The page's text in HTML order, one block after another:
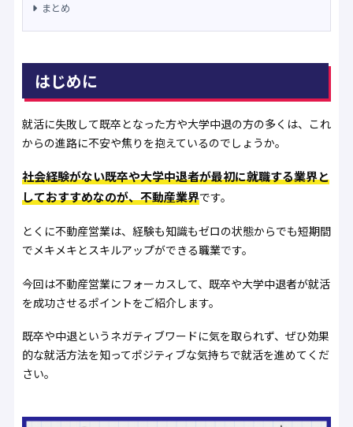
まとめ
はじめに
就活に失敗して既卒となった方や大学中退の方の多くは、これ
からの進路に不安や焦りを抱えているのでしょうか。
社会経験がない既卒や大学中退者が最初に就職する業界と
しておすすめなのが、不動産業界です。
とくに不動産営業は、経験も知識もゼロの状態からでも短期間
でメキメキとスキルアップができる職業です。
今回は不動産営業にフォーカスして、既卒や大学中退者が就活
を成功させるポイントをご紹介します。
既卒や中退というネガティブワードに気を取られず、ぜひ効果
的な就活方法を知ってポジティブな気持ちで就活を進めてくだ
さい。